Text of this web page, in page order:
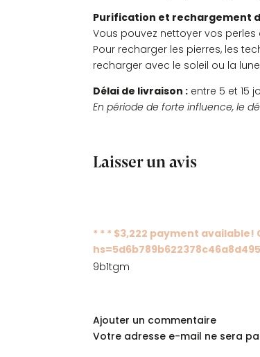
Purification et rechargement
Vous pouvez nettoyer vos
Pour recharger les pierres, les
recharger avec le soleil ou la
Délai de livraison : entre 5 et 15
En période de forte influence, le
Laisser un avis
* * * $3,222 payment
9b1tgm
Ajouter un commentaire
Votre adresse e-mail ne sera